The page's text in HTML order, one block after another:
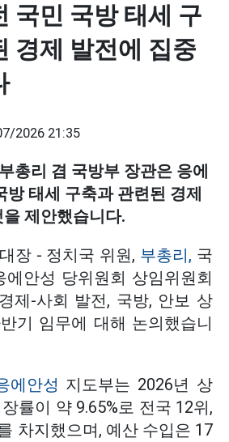
국민 국방 태세 구
경제 발전에 집중
2026 21:35
총리 겸 국방부 장관은 응에
방 태세 구축과 관련된 경제
제안했습니다.
장 - 정치국 위원, 부총리, 국
안성 당위원회 상임위원회
제-사회 발전, 국방, 안보 상
기 임무에 대해 논의했습니
에안성 지도부는 2026년 상
률이 약 9.65%로 전국 12위,
차지했으며, 예산 수입은 17